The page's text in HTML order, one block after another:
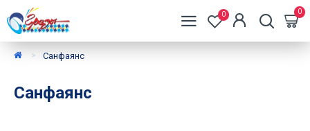
0 0
Санфаянс
Санфаянс